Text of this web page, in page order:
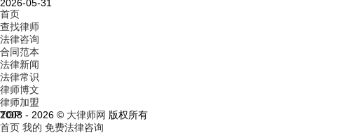
2026-05-31
首页
查找律师
法律咨询
合同范本
法律新闻
法律常识
律师博文
律师加盟
TOP
2008 - 2026 © 大律师网 版权所有
首页 我的 免费法律咨询